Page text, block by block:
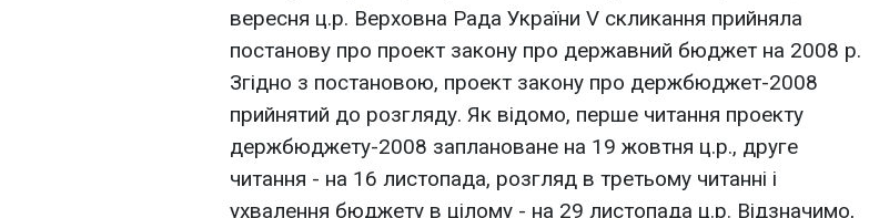
вересня ц.р. Верховна Рада України V скликання прийняла
постанову про проект закону про державний бюджет на 2008 р.
Згідно з постановою, проект закону про держбюджет-2008
прийнятий до розгляду. Як відомо, перше читання проекту
держбюджету-2008 заплановане на 19 жовтня ц.р., друге
читання - на 16 листопада, розгляд в третьому читанні і
ухвалення бюджету в цілому - на 29 листопада ц.р. Відзначимо,